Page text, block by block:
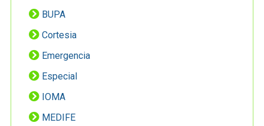
BUPA
Cortesia
Emergencia
Especial
IOMA
MEDIFE